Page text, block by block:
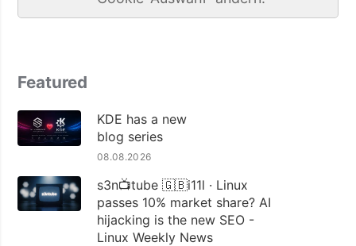
Featured
KDE has a new
blog series
08.08.2026
s3n📺tube 🇬🇧i11l · Linux
passes 10% market share? AI
hijacking is the new SEO -
Linux Weekly News